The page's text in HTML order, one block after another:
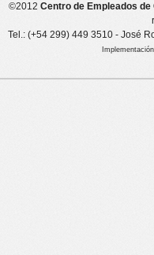
©2012 Centro de Empleados
Tel.: (+54 299) 449 3510 - José